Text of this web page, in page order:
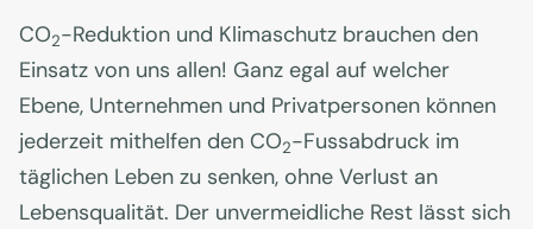
CO2-Reduktion und Klimaschutz brauchen den
Einsatz von uns allen! Ganz egal auf welcher
Ebene, Unternehmen und Privatpersonen können
jederzeit mithelfen den CO2-Fussabdruck im
täglichen Leben zu senken, ohne Verlust an
Lebensqualität. Der unvermeidliche Rest lässt sich